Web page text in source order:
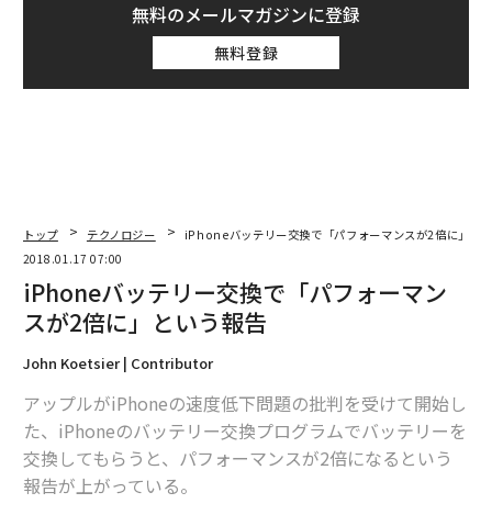
無料のメールマガジンに登録
無料登録
トップ テクノロジー
iPhoneバッテリー交換で「パフォーマンスが2倍に」と
2018.01.17 07:00
iPhoneバッテリー交換で「パフォーマン
スが2倍に」という報告
John Koetsier | Contributor
アップルがiPhoneの速度低下問題の批判を受けて開始し
た、iPhoneのバッテリー交換プログラムでバッテリーを
交換してもらうと、パフォーマンスが2倍になるという
報告が上がっている。